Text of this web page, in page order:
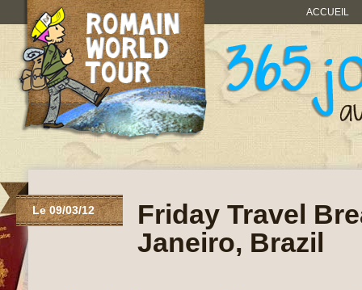
ACCUEIL
Le 09/03/12
Friday Travel
Janeiro, Brazil